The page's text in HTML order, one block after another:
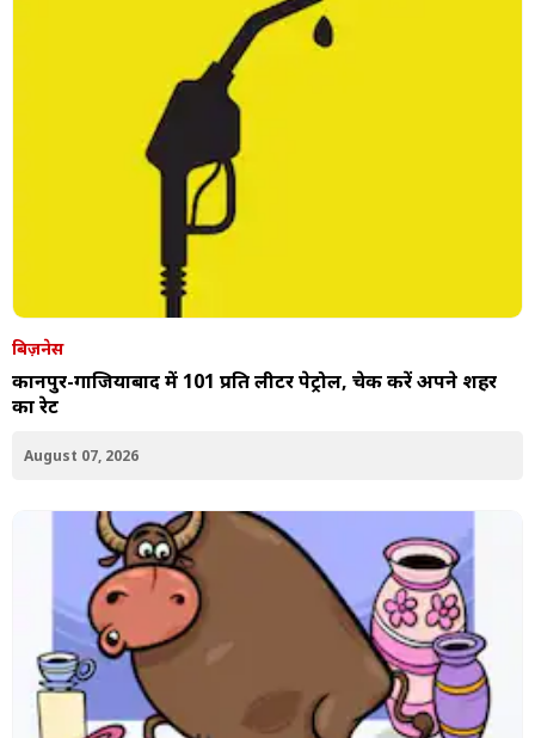
बिज़नेस
कानपुर-गाजियाबाद में ₹101 प्रति लीटर पेट्रोल, चेक करें अपने शहर
का रेट
August 07, 2026